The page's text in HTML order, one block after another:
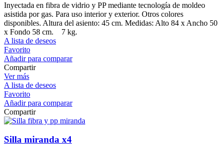
Inyectada en fibra de vidrio y PP mediante tecnología de moldeo
asistida por gas. Para uso interior y exterior. Otros colores
disponibles. Altura del asiento: 45 cm. Medidas: Alto 84 x Ancho 50
x Fondo 58 cm. 7 kg.
A lista de deseos
Favorito
Añadir para comparar
Compartir
Ver más
A lista de deseos
Favorito
Añadir para comparar
Compartir
Silla miranda x4